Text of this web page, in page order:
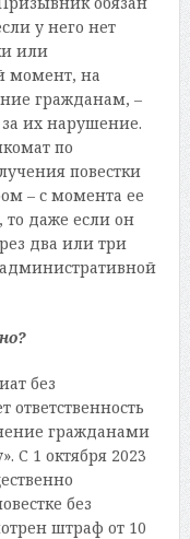
у него нет
или
момент, на
гражданам, –
за их нарушение.
по
повестки
– с момента ее
даже если он
два или три
без
гражданами
С 1 октября 2023
без
штраф от 10